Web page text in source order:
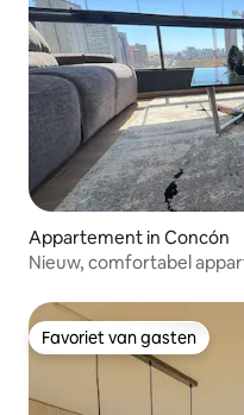
Appartement in Concón
Nieuw, comfortabel
Favoriet van gasten
Favoriet van gasten